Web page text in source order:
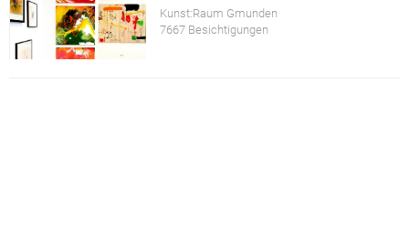
Kunst:Raum Gmunden
7667 Besichtigungen